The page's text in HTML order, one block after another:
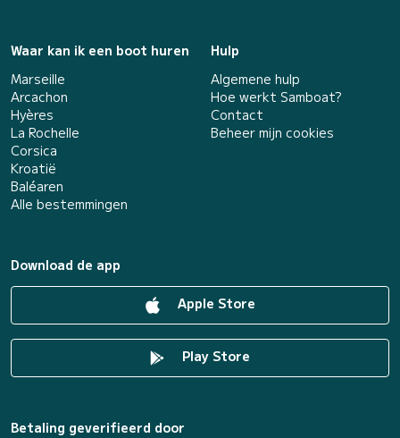
Waar kan ik een boot huren
Marseille
Arcachon
Hyères
La Rochelle
Corsica
Kroatië
Baléaren
Alle bestemmingen
Hulp
Algemene hulp
Hoe werkt Samboat?
Contact
Beheer mijn cookies
Download de app
Apple Store
Play Store
Betaling geverifieerd door